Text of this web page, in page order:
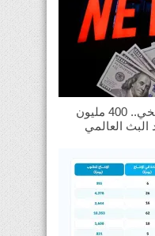
نتفليكس على أعتاب رقم تاريخي.. 400 مليون
العالمي